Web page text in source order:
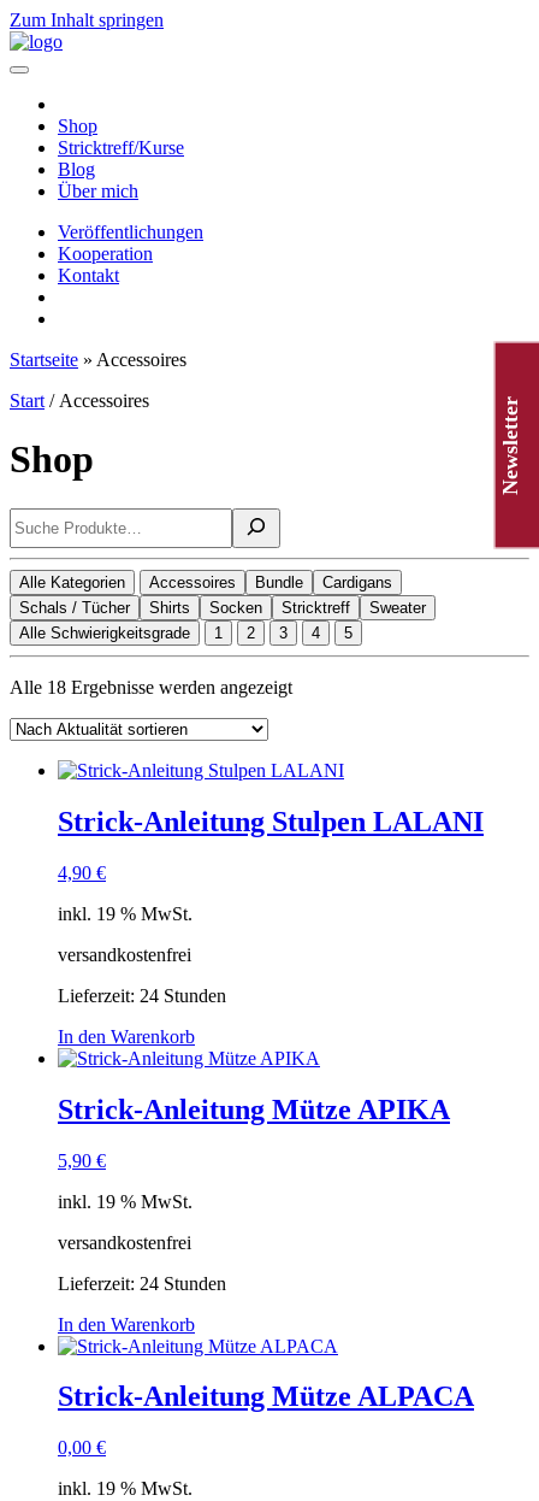
Zum Inhalt springen
Hauptnavigation
Shop
Stricktreff/Kurse
Blog
Über mich
Veröffentlichungen
Kooperation
Kontakt
Startseite » Accessoires
Start / Accessoires
Shop
Suchen
Alle Kategorien Accessoires Bundle
Cardigans
Schals / Tücher
Shirts Socken Stricktreff
Sweater
Alle Schwierigkeitsgrade
1 2 3 4 5
Alle 18 Ergebnisse werden angezeigtNach
Strick-Anleitung Stulpen LALANI
4,90 €
inkl. 19 % MwSt.
versandkostenfrei
Lieferzeit: 24 Stunden
In den Warenkorb
Strick-Anleitung Mütze APIKA
5,90 €
inkl. 19 % MwSt.
versandkostenfrei
Lieferzeit: 24 Stunden
In den Warenkorb
Strick-Anleitung Mütze ALPACA
0,00 €
inkl. 19 % MwSt.
Newsletter